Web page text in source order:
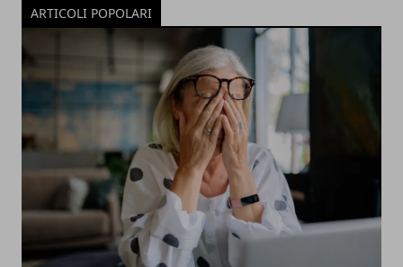
ARTICOLI POPOLARI